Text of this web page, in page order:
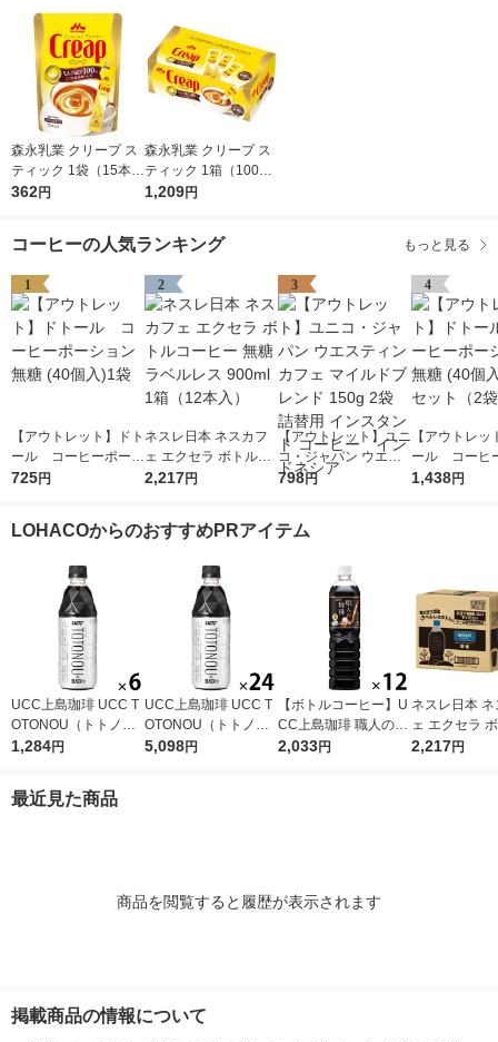
森永乳業 クリープ ス
ティック 1袋（15本
入）クリーミーパウダ
362円
森永乳業 クリープ ス
ティック 1箱（100本
入）クリーミーパウダ
オシ）
1,209円
コーヒーの人気ランキング もっと見る
1
【アウトレット】ドト
ール コーヒーポーシ
ョン 無糖 (40個入)1袋
725円
2
ネスレ日本 ネスカフ
ェ エクセラ ボトルコ
ーヒー 無糖 ラベルレ
2,217円
3
【アウトレット】ユニ
コ・ジャパン ウエス
ティンカフェ マイル
コーヒー インドネシ
798円
4
【アウトレッ
ール コーヒ
ョン 無糖
1,438円
LOHACOからのおすすめPRアイテム
UCC上島珈琲 UCC T
OTONOU（トトノ
ウ） by BLACK無糖 5
1,284円
UCC上島珈琲 UCC T
OTONOU（トトノ
ウ） by BLACK無糖 5
5,098円
【ボトルコーヒー】U
CC上島珈琲 職人の珈
琲 無糖 900ml 1箱（1
2,033円
ネスレ日本
ェ エクセラ
ーヒー 無糖
2,217円
最近見た商品
商品を閲覧すると履歴が表示されます
掲載商品の情報について